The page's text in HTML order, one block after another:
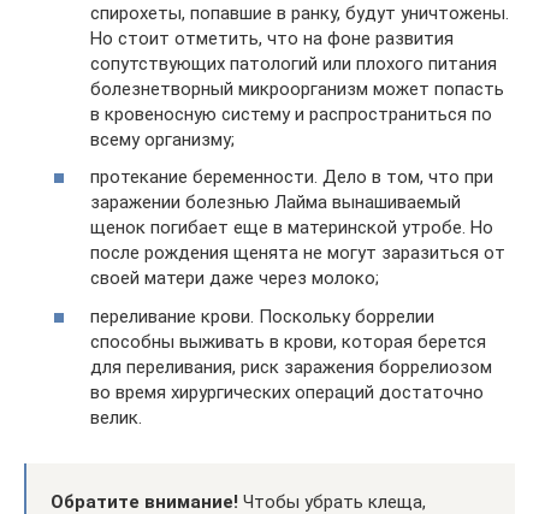
спирохеты, попавшие в ранку, будут уничтожены.
Но стоит отметить, что на фоне развития
сопутствующих патологий или плохого питания
болезнетворный микроорганизм может попасть
в кровеносную систему и распространиться по
всему организму;
протекание беременности. Дело в том, что при
заражении болезнью Лайма вынашиваемый
щенок погибает еще в материнской утробе. Но
после рождения щенята не могут заразиться от
своей матери даже через молоко;
переливание крови. Поскольку боррелии
способны выживать в крови, которая берется
для переливания, риск заражения боррелиозом
во время хирургических операций достаточно
велик.
Обратите внимание! Чтобы убрать клеща,